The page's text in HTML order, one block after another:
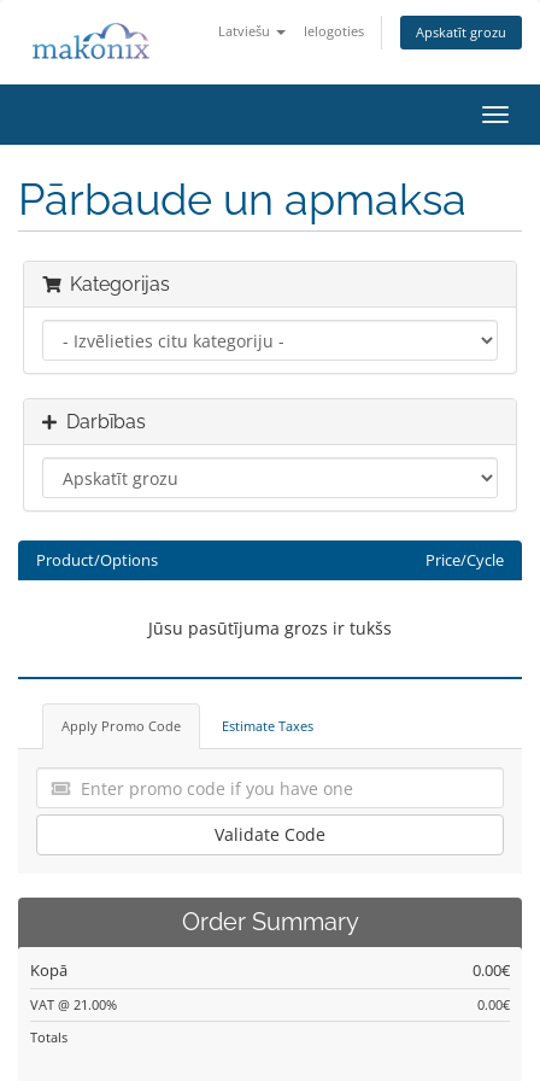
Latviešu Ielogoties Apskatīt grozu
Pārbaude un apmaksa
Kategorijas
Darbības
Product/Options Price/Cycle
Jūsu pasūtījuma grozs ir tukšs
Apply Promo Code Estimate Taxes
Validate Code
Order Summary
Kopā 0.00€
VAT @ 21.00%
0.00€
Totals